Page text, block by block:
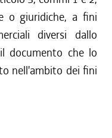
o giuridiche, a fini
diversi dallo
documento che lo
nell'ambito dei fini